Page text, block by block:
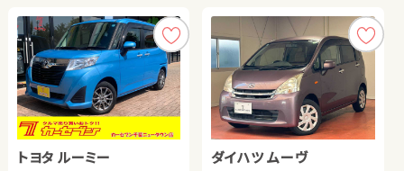
トヨタ ルーミー ダイハツ ムーヴ
スバル フォレスター
トヨタ ヴェルファイア トヨタ アルファード